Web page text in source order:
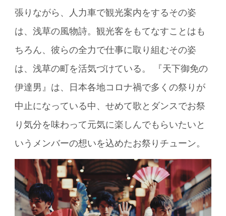
張りながら、人力車で観光案内をするその姿
は、浅草の風物詩。観光客をもてなすことはも
ちろん、彼らの全力で仕事に取り組むその姿
は、浅草の町を活気づけている。 『天下御免の
伊達男』は、日本各地コロナ禍で多くの祭りが
中止になっている中、せめて歌とダンスでお祭
り気分を味わって元気に楽しんでもらいたいと
いうメンバーの想いを込めたお祭りチューン。